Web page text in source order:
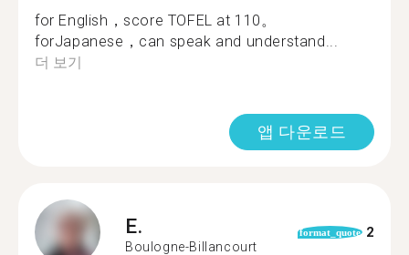
for English，score TOFEL at 110。
forJapanese，can speak and understand...
더 보기
앱 다운로드
E.
Boulogne-Billancourt
format_quote 2